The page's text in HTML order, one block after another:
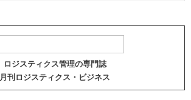
ロジスティクス管理の専門誌
月刊ロジスティクス・ビジネス